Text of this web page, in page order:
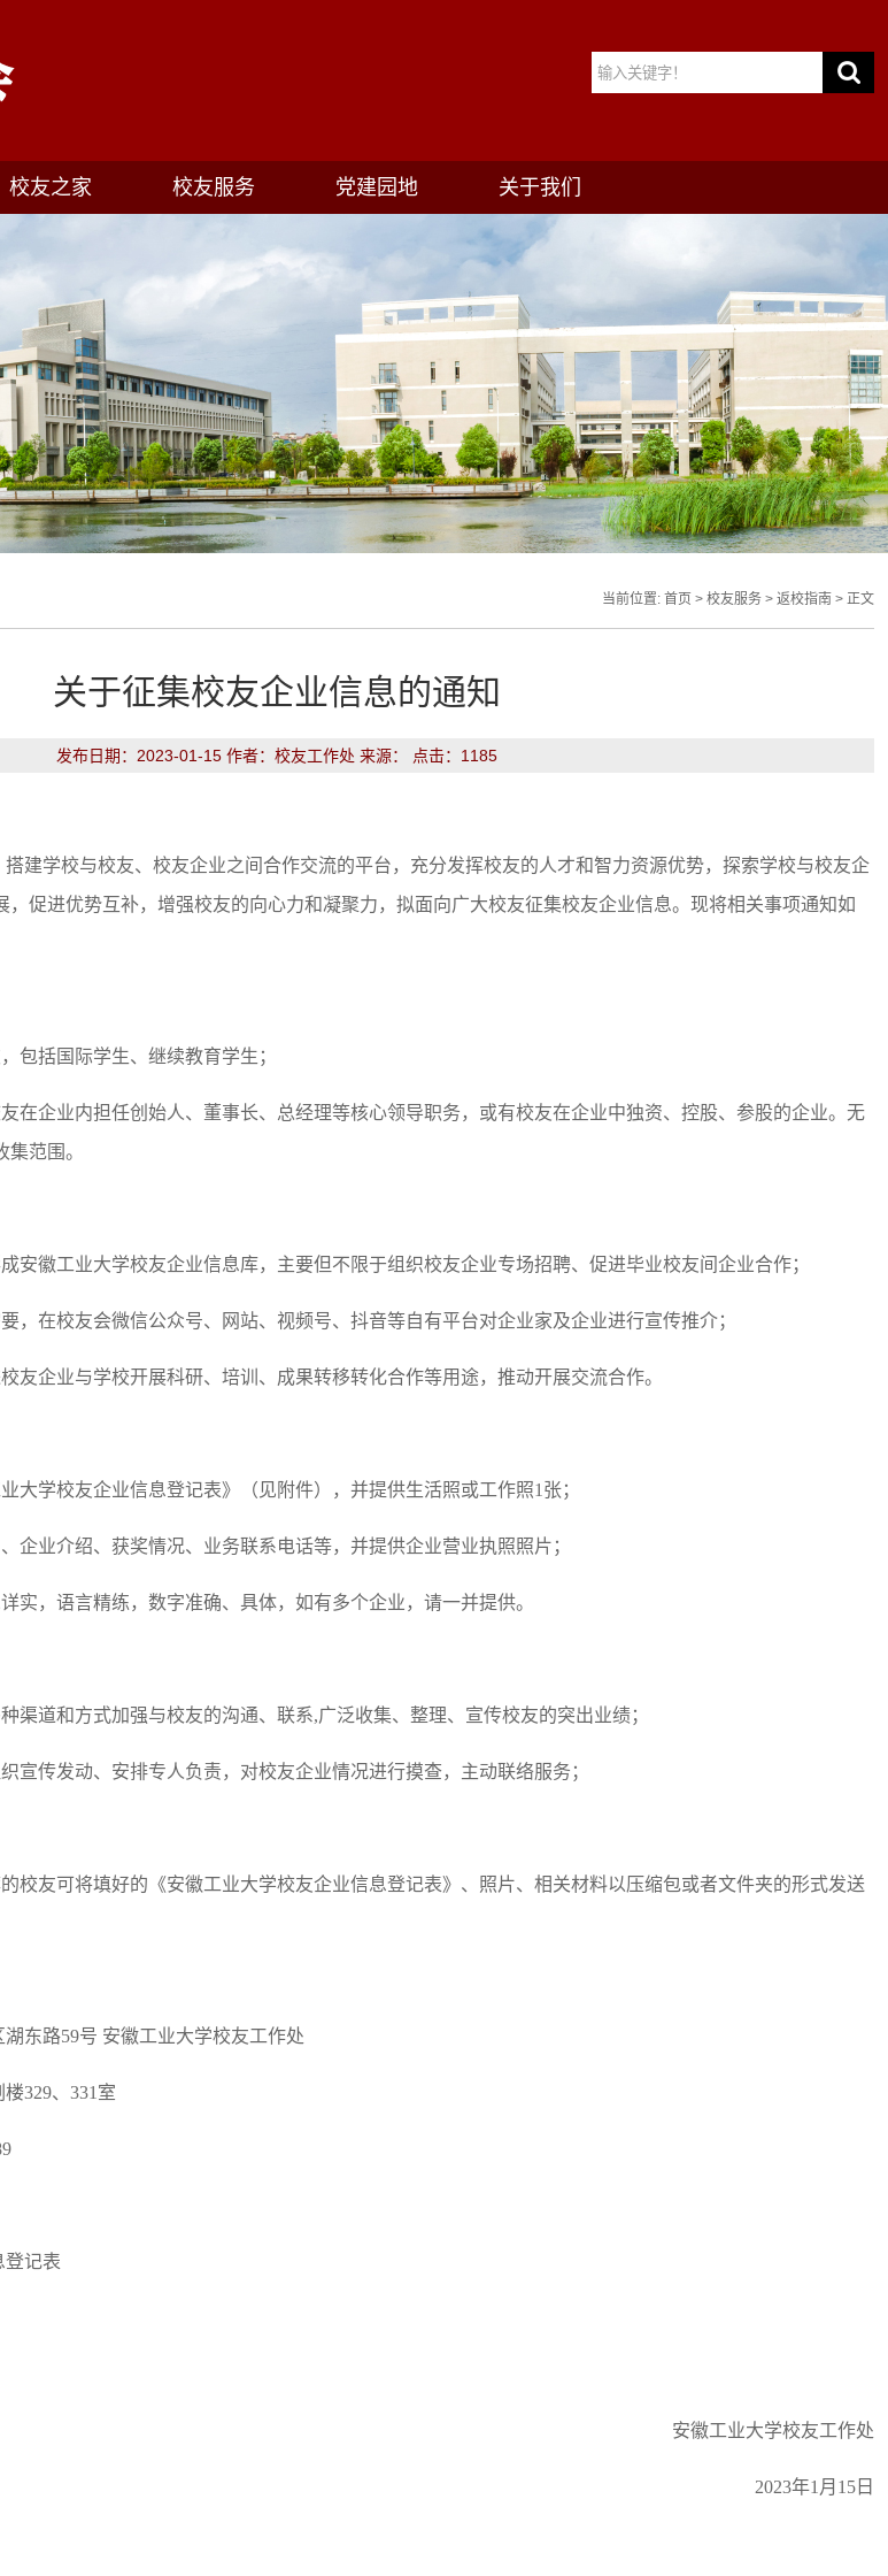
校友之家 校友服务 党建园地 关于我们
当前位置: 首页 > 校友服务 > 返校指南 > 正文
关于征集校友企业信息的通知
发布日期：2023-01-15 作者：校友工作处 来源： 点击： 1185
建学校与校友、校友企业之间合作交流的平台，充分发挥校友的人才和智力资源优势，探索学校与校友企
促进优势互补，增强校友的向心力和凝聚力，拟面向广大校友征集校友企业信息。现将相关事项通知如
包括国际学生、继续教育学生；
在企业内担任创始人、董事长、总经理等核心领导职务，或有校友在企业中独资、控股、参股的企业。无
范围。
安徽工业大学校友企业信息库，主要但不限于组织校友企业专场招聘、促进毕业校友间企业合作；
，在校友会微信公众号、网站、视频号、抖音等自有平台对企业家及企业进行宣传推介；
友企业与学校开展科研、培训、成果转移转化合作等用途，推动开展交流合作。
大学校友企业信息登记表》（见附件），并提供生活照或工作照1张；
企业介绍、获奖情况、业务联系电话等，并提供企业营业执照照片；
实，语言精练，数字准确、具体，如有多个企业，请一并提供。
渠道和方式加强与校友的沟通、联系,广泛收集、整理、宣传校友的突出业绩；
宣传发动、安排专人负责，对校友企业情况进行摸查，主动联络服务；
校友可将填好的《安徽工业大学校友企业信息登记表》、照片、相关材料以压缩包或者文件夹的形式发送
东路59号 安徽工业大学校友工作处
329、331室
记表
安徽工业大学校友工作处
2023年1月15日